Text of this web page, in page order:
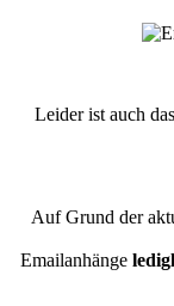
Leider ist auch
Auf Grund der
Emailanhänge